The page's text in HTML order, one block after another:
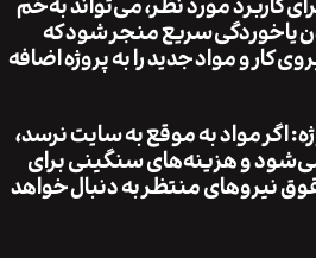
سریع منجر شود که
و مواد جدید را به پروژه اضافه
به موقع به سایت نرسد،
و هزینه‌های سنگینی برای
منتظر به دنبال خواهد